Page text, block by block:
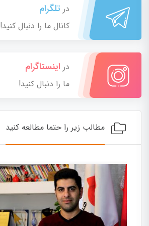
در تلگرام
کانال ما را دنبال کنید!
در اینستاگرام
ما را دنبال کنید!
مطالب زیر را حتما مطالعه کنید